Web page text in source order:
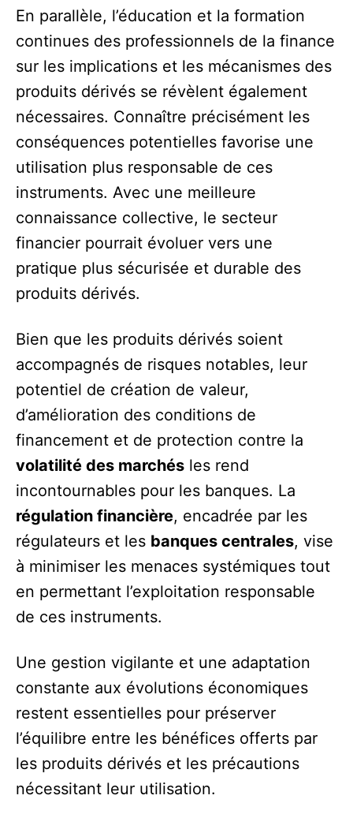
En parallèle, l’éducation et la formation
continues des professionnels de la finance
sur les implications et les mécanismes des
produits dérivés se révèlent également
nécessaires. Connaître précisément les
conséquences potentielles favorise une
utilisation plus responsable de ces
instruments. Avec une meilleure
connaissance collective, le secteur
financier pourrait évoluer vers une
pratique plus sécurisée et durable des
produits dérivés.
Bien que les produits dérivés soient
accompagnés de risques notables, leur
potentiel de création de valeur,
d’amélioration des conditions de
financement et de protection contre la
volatilité des marchés les rend
incontournables pour les banques. La
régulation financière, encadrée par les
régulateurs et les banques centrales, vise
à minimiser les menaces systémiques tout
en permettant l’exploitation responsable
de ces instruments.
Une gestion vigilante et une adaptation
constante aux évolutions économiques
restent essentielles pour préserver
l’équilibre entre les bénéfices offerts par
les produits dérivés et les précautions
nécessitant leur utilisation.